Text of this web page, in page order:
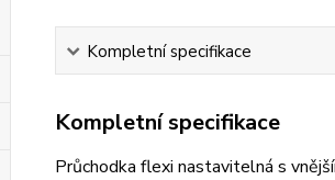
Kompletní specifikace
Kompletní specifikace
Průchodka flexi nastavitelná s